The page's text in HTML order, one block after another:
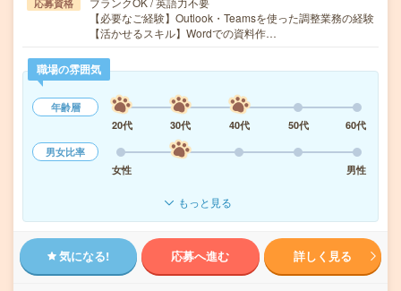
応募資格
【必要なご経験】Outlook・Teamsを使った調整業務の経験
【活かせるスキル】Wordでの資料作…
職場の雰囲気
年齢層
20代
30代 40代 50代
60代
男女比率
女性
男性
もっと見る
気になる! 応募へ進む 詳しく見る